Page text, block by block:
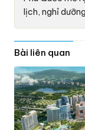
lịch, nghỉ
Bài liên quan